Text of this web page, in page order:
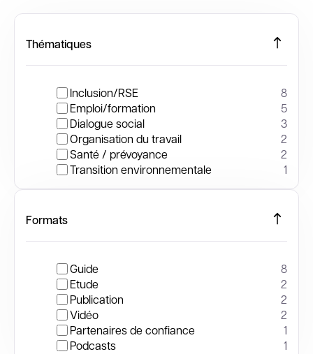
Thématiques
Inclusion/RSE
8
Emploi/formation
5
Dialogue social
3
Organisation du travail
2
Santé / prévoyance
2
Transition environnementale
1
Formats
Guide
8
Etude
2
Publication
2
Vidéo
2
Partenaires de confiance
1
Podcasts
1